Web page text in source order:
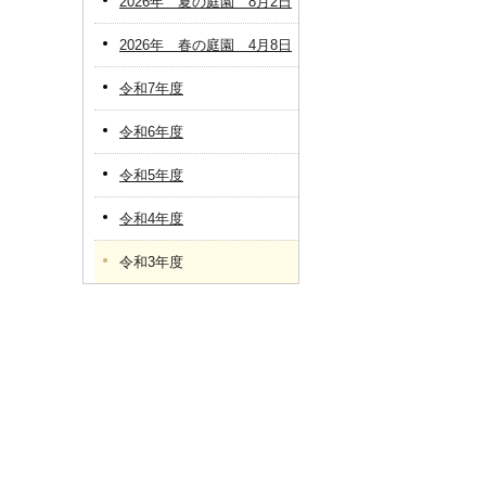
2026年 春の庭園 4月8日
令和7年度
令和6年度
令和5年度
令和4年度
令和3年度